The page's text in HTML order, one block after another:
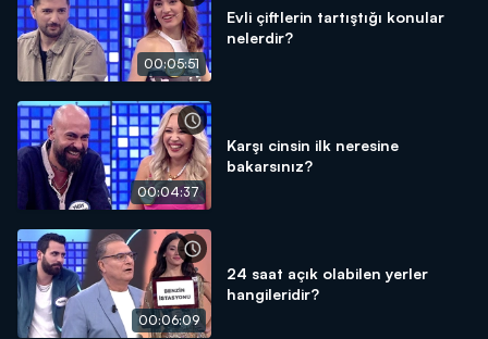
00:05:51
Evli çiftlerin tartıştığı konular
nelerdir?
00:04:37
Karşı cinsin ilk neresine
bakarsınız?
00:06:09
24 saat açık olabilen yerler
hangileridir?